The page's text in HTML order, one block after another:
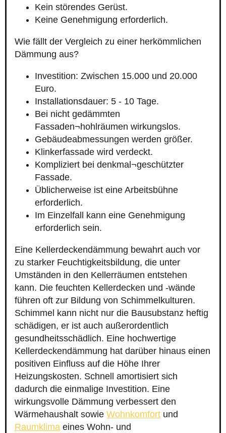
Kein störendes Gerüst.
Keine Genehmigung erforderlich.
Wie fällt der Vergleich zu einer herkömmlichen
Dämmung aus?
Investition: Zwischen 15.000 und 20.000
Euro.
Installationsdauer: 5 - 10 Tage.
Bei nicht gedämmten
Fassaden¬hohlräumen wirkungslos.
Gebäudeabmessungen werden größer.
Klinkerfassade wird verdeckt.
Kompliziert bei denkmal¬geschützter
Fassade.
Üblicherweise ist eine Arbeitsbühne
erforderlich.
Im Einzelfall kann eine Genehmigung
erforderlich sein.
Eine Kellerdeckendämmung bewahrt auch vor
zu starker Feuchtigkeitsbildung, die unter
Umständen in den Kellerräumen entstehen
kann. Die feuchten Kellerdecken und -wände
führen oft zur Bildung von Schimmelkulturen.
Schimmel kann nicht nur die Bausubstanz heftig
schädigen, er ist auch außerordentlich
gesundheitsschädlich. Eine hochwertige
Kellerdeckendämmung hat darüber hinaus einen
positiven Einfluss auf die Höhe Ihrer
Heizungskosten. Schnell amortisiert sich
dadurch die einmalige Investition. Eine
wirkungsvolle Dämmung verbessert den
Wärmehaushalt sowie Wohnkomfort und
Raumklima eines Wohn- und